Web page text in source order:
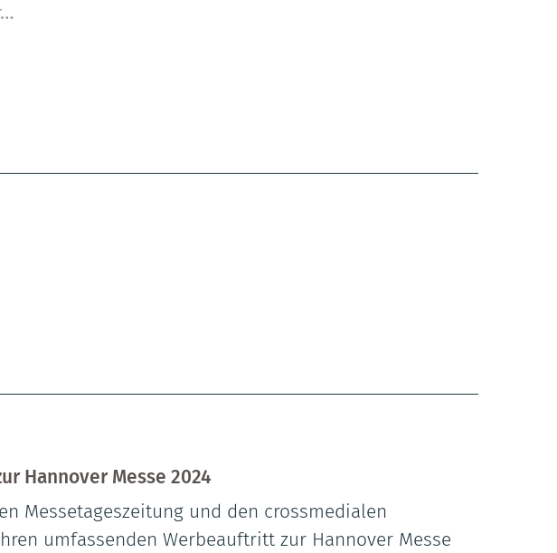
Hannover Messe 2024
Messetageszeitung und den crossmedialen
umfassenden Werbeauftritt zur Hannover Messe